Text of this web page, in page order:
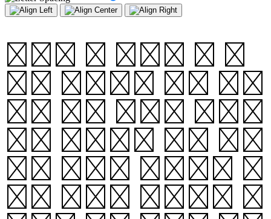
그렇게 한 사람이 석 장
혹은 다섯장씩 써서 종이
끝에 실을 꿰어서 나뭇가
지에 드문드문 매어 답니
다. 그러면 그것들이 바
람에 불려서 나뭇가지 사